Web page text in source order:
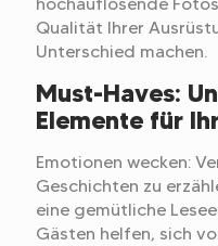
Qualität Ihrer
Unterschied machen.
Must-Haves:
Elemente für
Emotionen wecken:
Geschichten zu
eine gemütliche
Gästen helfen, sich